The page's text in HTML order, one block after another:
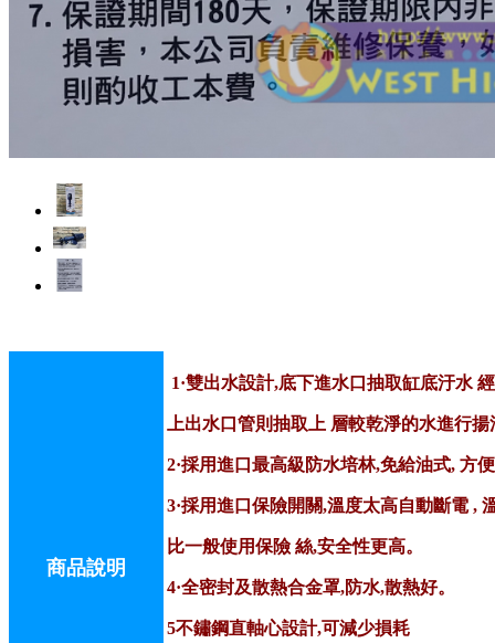
商品說明
1·雙出水設計,底下進水口抽取缸底汙水
上出水口管則抽取上 層較乾淨的水進行
2·採用進口最高級防水培林,免給油式, 方
3·採用進口保險開關,溫度太高自動斷電 ,
比一般使用保險 絲,安全性更高。
4·全密封及散熱合金罩,防水,散熱好。
5不鏽鋼直軸心設計,可減少損耗